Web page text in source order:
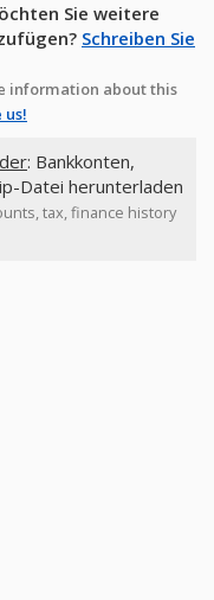
Sie weitere
Schreiben Sie
information about this
us!
: Bankkonten,
Datei herunterladen
tax, finance history